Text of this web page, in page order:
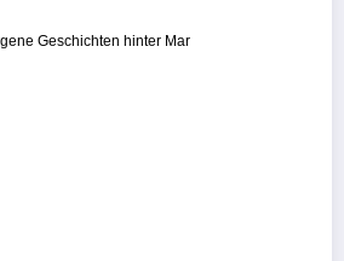
Geschichten hinter Mar